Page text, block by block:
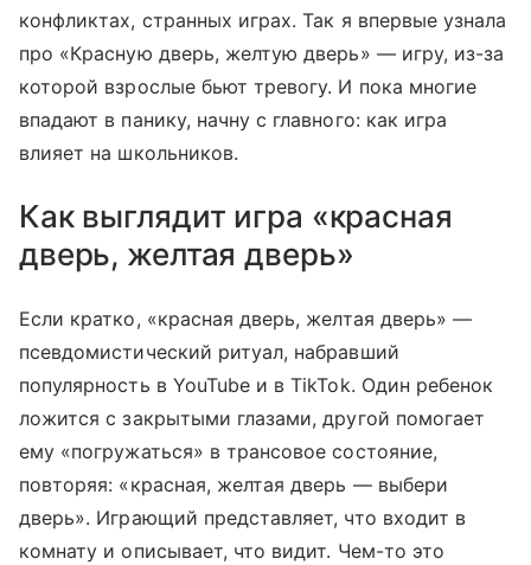
конфликтах, странных играх. Так я впервые узнала
про «Красную дверь, желтую дверь» — игру, из-за
которой взрослые бьют тревогу. И пока многие
впадают в панику, начну с главного: как игра
влияет на школьников.
Как выглядит игра «красная
дверь, желтая дверь»
Если кратко, «красная дверь, желтая дверь» —
псевдомистический ритуал, набравший
популярность в YouTube и в TikTok. Один ребенок
ложится с закрытыми глазами, другой помогает
ему «погружаться» в трансовое состояние,
повторяя: «красная, желтая дверь — выбери
дверь». Играющий представляет, что входит в
комнату и описывает, что видит. Чем-то это